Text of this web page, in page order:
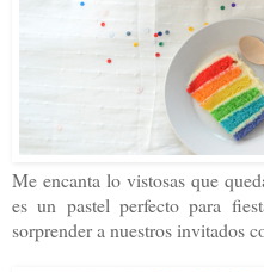
Me encanta lo vistosas que
es un pastel perfecto para
sorprender a nuestros invitados